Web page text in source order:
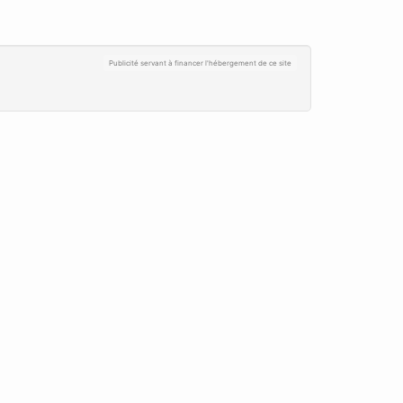
Publicité servant à financer l'hébergement de ce site